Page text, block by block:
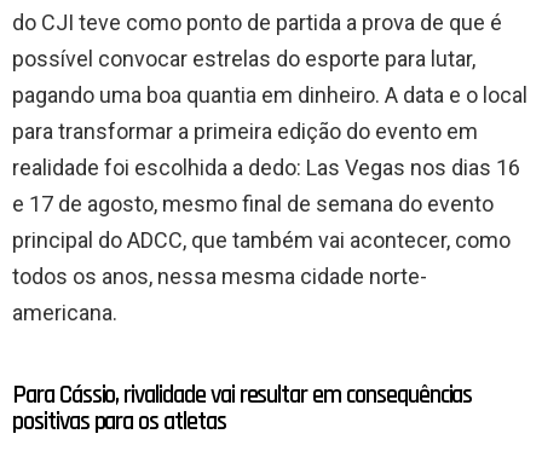
do CJI teve como ponto de partida a prova de que é
possível convocar estrelas do esporte para lutar,
pagando uma boa quantia em dinheiro. A data e o local
para transformar a primeira edição do evento em
realidade foi escolhida a dedo: Las Vegas nos dias 16
e 17 de agosto, mesmo final de semana do evento
principal do ADCC, que também vai acontecer, como
todos os anos, nessa mesma cidade norte-
americana.
Para Cássio, rivalidade vai resultar em consequências
positivas para os atletas